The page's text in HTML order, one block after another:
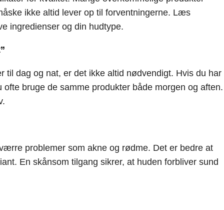
ikke altid lever op til forventningerne. Læs
ingredienser og din hudtype.
til dag og nat, er det ikke altid nødvendigt. Hvis du har
bruge de samme produkter både morgen og aften.
problemer som akne og rødme. Det er bedre at
En skånsom tilgang sikrer, at huden forbliver sund